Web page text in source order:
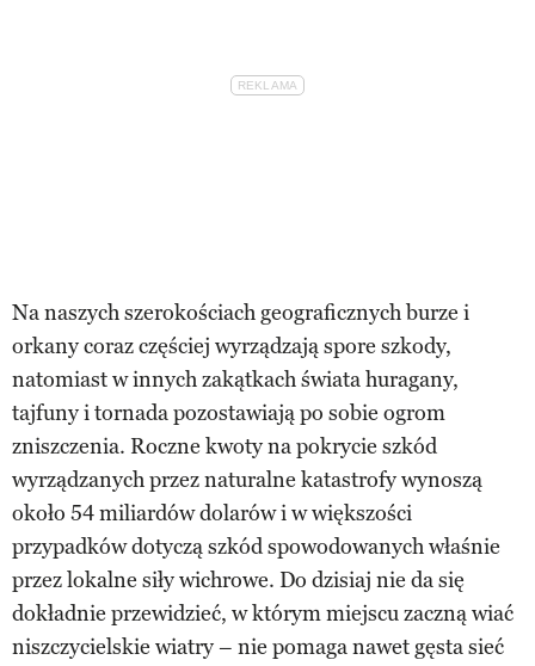
Na naszych szerokościach geograficznych burze i
orkany coraz częściej wyrządzają spore szkody,
natomiast w innych zakątkach świata huragany,
tajfuny i tornada pozostawiają po sobie ogrom
zniszczenia. Roczne kwoty na pokrycie szkód
wyrządzanych przez naturalne katastrofy wynoszą
około 54 miliardów dolarów i w większości
przypadków dotyczą szkód spowodowanych właśnie
przez lokalne siły wichrowe. Do dzisiaj nie da się
dokładnie przewidzieć, w którym miejscu zaczną wiać
niszczycielskie wiatry – nie pomaga nawet gęsta sieć